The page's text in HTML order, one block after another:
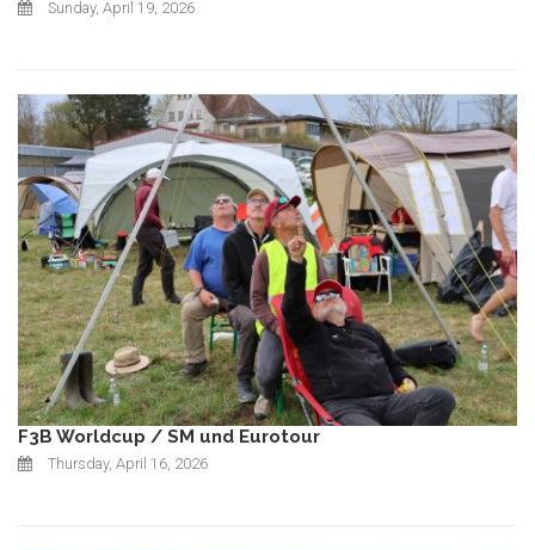
Sunday, April 19, 2026
F3B Worldcup / SM und Eurotour
Thursday, April 16, 2026